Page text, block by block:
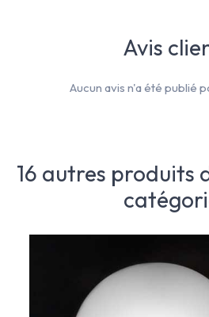
Avis
Aucun avis n'a été publié
16 autres produits